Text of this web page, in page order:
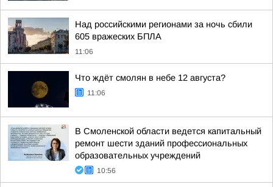
Над российскими регионами за ночь сбили
605 вражеских БПЛА
11:06
Что ждёт смолян в небе 12 августа?
11:06
В Смоленской области ведется капитальный
ремонт шести зданий профессиональных
образовательных учреждений
10:56